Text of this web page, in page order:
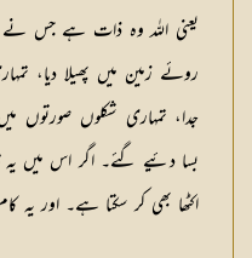
شکیلہ بنت میاں فضل
یعنی اللہ وہ ذات ہے جس نے
روئے زمین میں پھیلا دیا،
جدا، تمہاری شكلوں صورتوں
بسا دئیے گئے۔ اگر اس میں
اكٹھا بھی كر سكتا ہے۔ اور